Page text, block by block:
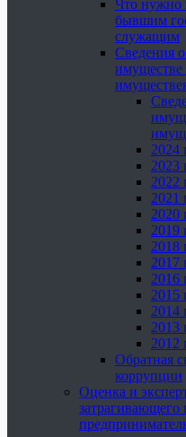
Что нужно
бывшим
служащим
Сведения
имуществе
2024
2023
2022
2021
2020
2019
2018
2017
2016
2015
2014
2013
2012
Обратная
коррупции
Оценка и
затрагивающего